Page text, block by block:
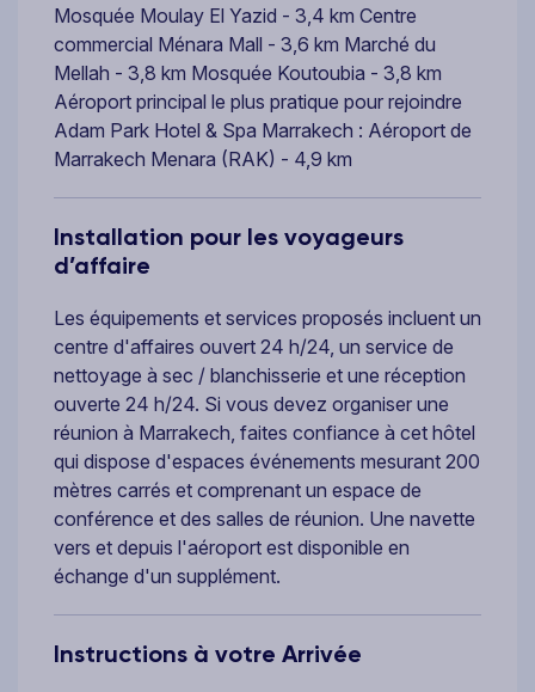
Mosquée Moulay El Yazid - 3,4 km Centre
commercial Ménara Mall - 3,6 km Marché du
Mellah - 3,8 km Mosquée Koutoubia - 3,8 km
Aéroport principal le plus pratique pour rejoindre
Adam Park Hotel & Spa Marrakech : Aéroport de
Marrakech Menara (RAK) - 4,9 km
Installation pour les voyageurs
d’affaire
Les équipements et services proposés incluent un
centre d'affaires ouvert 24 h/24, un service de
nettoyage à sec / blanchisserie et une réception
ouverte 24 h/24. Si vous devez organiser une
réunion à Marrakech, faites confiance à cet hôtel
qui dispose d'espaces événements mesurant 200
mètres carrés et comprenant un espace de
conférence et des salles de réunion. Une navette
vers et depuis l'aéroport est disponible en
échange d'un supplément.
Instructions à votre Arrivée